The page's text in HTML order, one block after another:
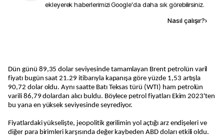
ekleyerek haberlerimizi Google'da daha sık görebilirsiniz.
Nasıl çalışır?›
Dün günü 89,35 dolar seviyesinde tamamlayan Brent petrolün varil
fiyatı bugün saat 21.29 itibarıyla kapanışa göre yüzde 1,53 artışla
90,72 dolar oldu. Aynı saatte Batı Teksas türü (WTI) ham petrolün
varili 86,79 dolardan alıcı buldu. Böylece petrol fiyatları Ekim 2023'ten
bu yana en yüksek seviyesinde seyrediyor.
Fiyatlardaki yükselişte, jeopolitik gerilimin yol açtığı arz endişeleri ve
diğer para birimleri karşısında değer kaybeden ABD doları etkili oldu.